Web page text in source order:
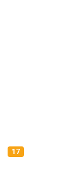
17